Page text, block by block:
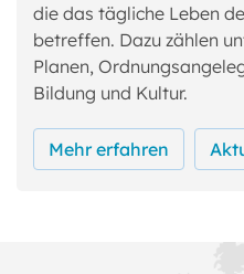
die das tägliche Leben
betreffen. Dazu zählen
Planen,
Bildung und Kultur.
Mehr erfahren